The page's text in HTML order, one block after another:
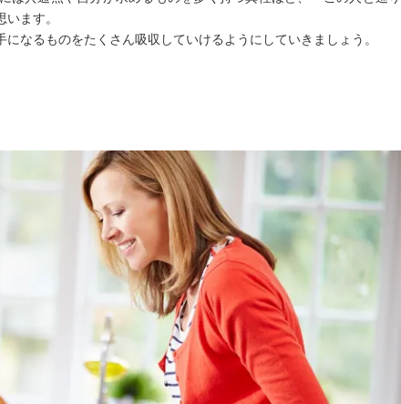
ます。
なるものをたくさん吸収していけるようにしていきましょう。